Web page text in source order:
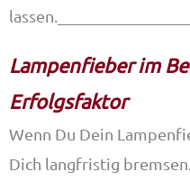
Lampenfieber im
Erfolgsfaktor
Wenn Du Dein
Dich langfristig bremsen.